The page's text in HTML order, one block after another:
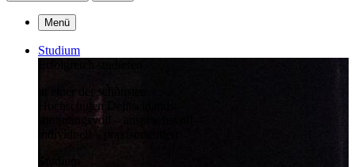
Menü
Studium
in einer der schönsten
Hochschulen Deutschlands:
stimmungsvoll – anspruchsvoll –
individuell – praxisorientiert